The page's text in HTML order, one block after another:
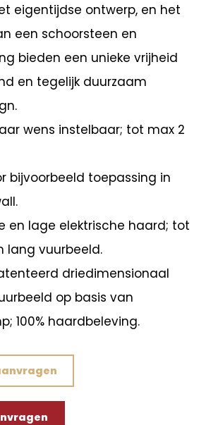
eigentijdse ontwerp, en het
een schoorsteen en
bieden een unieke vrijheid
en tegelijk duurzaam
wens instelbaar; tot max 2
bijvoorbeeld toepassing in
en lage elektrische haard; tot
lang vuurbeeld.
driedimensionaal
op basis van
100% haardbeleving.